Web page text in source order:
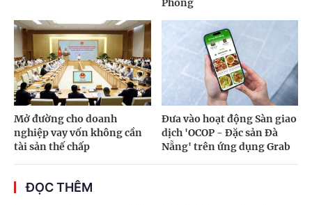
Phòng
Mở đường cho doanh
nghiệp vay vốn không cần
tài sản thế chấp
Đưa vào hoạt động Sàn giao
dịch 'OCOP - Đặc sản Đà
Nẵng' trên ứng dụng Grab
ĐỌC THÊM